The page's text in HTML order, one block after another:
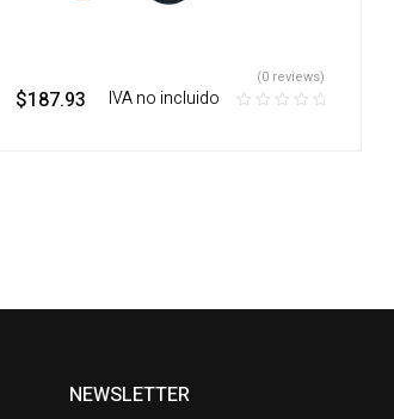
$187.93 ‎ ‎ ‎ IVA no incluido
(0 reviews)
NEWSLETTER